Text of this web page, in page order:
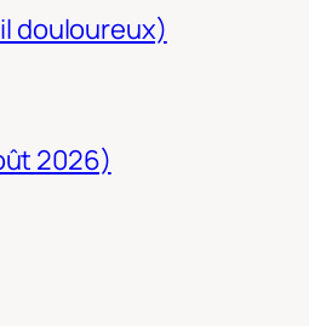
douloureux)
2026)